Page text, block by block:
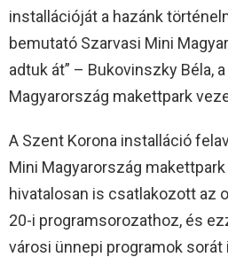
installációját a hazánk
bemutató Szarvasi Mini
adtuk át” – Bukovinszky Béla,
Magyarország makettpark
A Szent Korona installáció
Mini Magyarország
hivatalosan is csatlakozott az
20-i programsorozathoz, és
városi ünnepi programok sorát